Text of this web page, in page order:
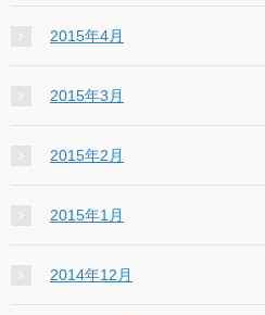
2015年4月
2015年3月
2015年2月
2015年1月
2014年12月